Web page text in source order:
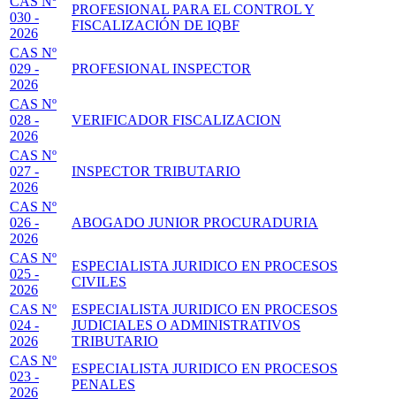
030 -
2026
PROFESIONAL PARA EL CONTROL Y
FISCALIZACIÓN DE IQBF
CAS Nº
029 -
2026
PROFESIONAL INSPECTOR
CAS Nº
028 -
2026
VERIFICADOR FISCALIZACION
CAS Nº
027 -
2026
INSPECTOR TRIBUTARIO
CAS Nº
026 -
2026
ABOGADO JUNIOR PROCURADURIA
CAS Nº
025 -
2026
ESPECIALISTA JURIDICO EN PROCESOS
CIVILES
CAS Nº
024 -
2026
ESPECIALISTA JURIDICO EN PROCESOS
JUDICIALES O ADMINISTRATIVOS
TRIBUTARIO
CAS Nº
023 -
2026
ESPECIALISTA JURIDICO EN PROCESOS
PENALES